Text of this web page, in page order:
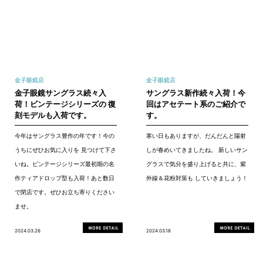
金子眼鏡店
金子眼鏡サングラス続々入
荷！ビンテージシリーズの 復
刻モデルも入荷です。
今年はサングラス豊作の年です！今の
うちにぜひお気に入りを 見つけて下さ
いね。ビンテージシリーズ最初期の名
作ティアドロップ型も入荷！あと数日
で閉店です。ぜひお立ち寄りください
ませ。
2024.03.26
金子眼鏡店
サングラス新作続々入荷！今
回はアセテート系のご紹介で
す。
寒い日もありますが、だんだんと陽射
しが春めいてきましたね。 新しいサン
グラスで気分を盛り上げると共に、紫
外線＆花粉対策も していきましょう！
2024.03.18